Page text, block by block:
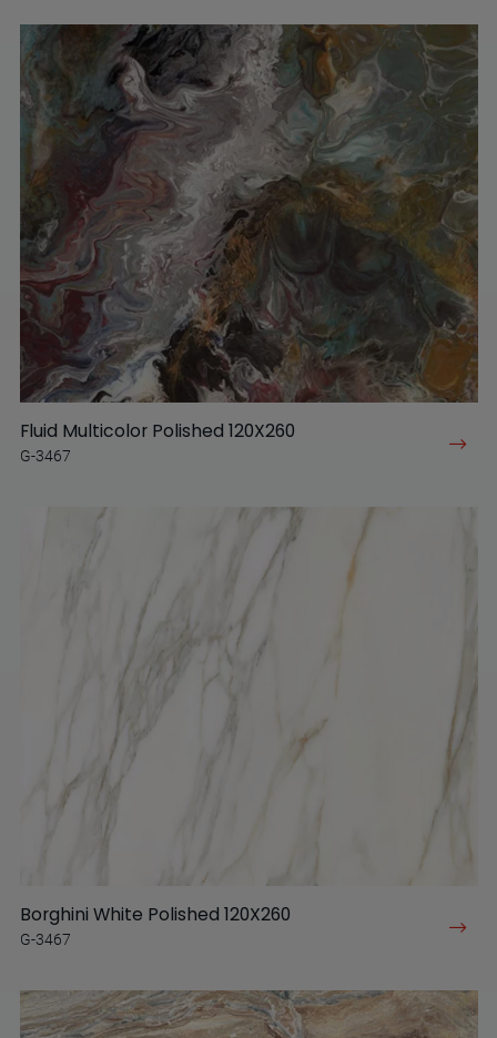
Fluid Multicolor Polished 120X260
G-3467
Borghini White Polished 120X260
G-3467